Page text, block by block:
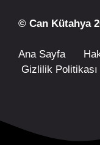
© Can Kütahya
Ana Sayfa
Gizlilik